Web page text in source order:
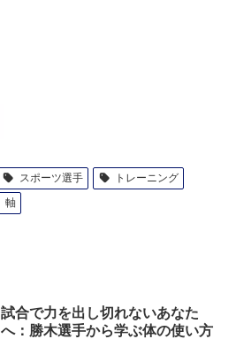
スポーツ選手
トレーニング
軸
試合で力を出し切れないあなた
へ：勝木選手から学ぶ体の使い方